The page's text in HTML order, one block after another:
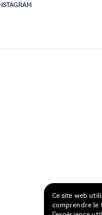
Ce site web
comprendre le